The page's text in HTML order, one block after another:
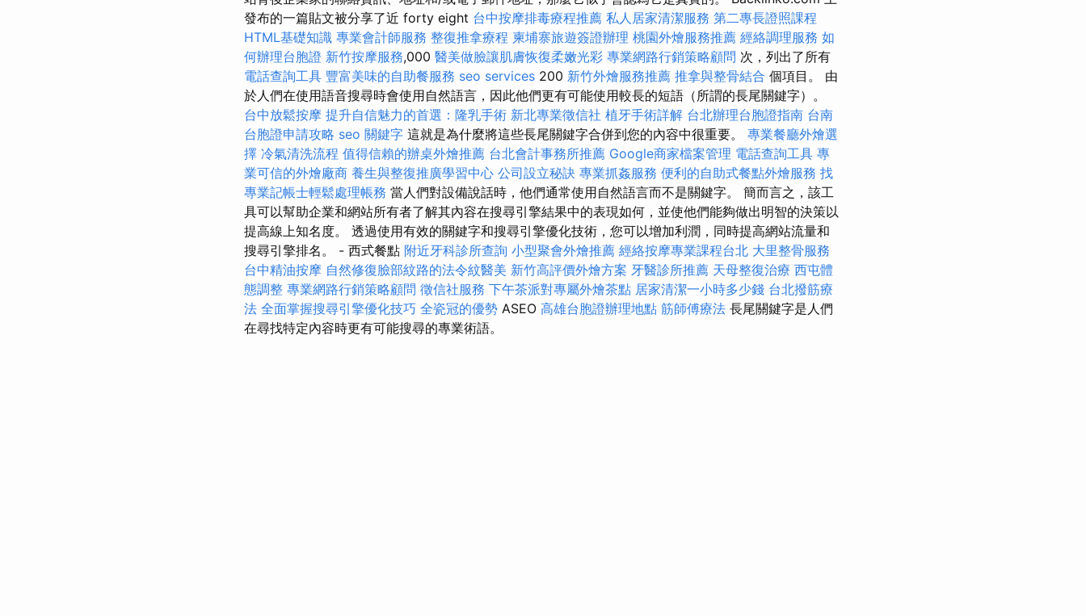
發布的一篇貼文被分享了近 forty eight 台中按摩排毒療程推薦 私人居家清潔服務 第二專長證照課程
HTML基礎知識 專業會計師服務 整復推拿療程 柬埔寨旅遊簽證辦理 桃園外燴服務推薦 經絡調理服務 如
何辦理台胞證 新竹按摩服務,000 醫美做臉讓肌膚恢復柔嫩光彩 專業網路行銷策略顧問 次，列出了所有
電話查詢工具 豐富美味的自助餐服務 seo services 200 新竹外燴服務推薦 推拿與整骨結合 個項目。 由
於人們在使用語音搜尋時會使用自然語言，因此他們更有可能使用較長的短語（所謂的長尾關鍵字）。
台中放鬆按摩 提升自信魅力的首選：隆乳手術 新北專業徵信社 植牙手術詳解 台北辦理台胞證指南 台南
台胞證申請攻略 seo 關鍵字 這就是為什麼將這些長尾關鍵字合併到您的內容中很重要。 專業餐廳外燴選
擇 冷氣清洗流程 值得信賴的辦桌外燴推薦 台北會計事務所推薦 Google商家檔案管理 電話查詢工具 專
業可信的外燴廠商 養生與整復推廣學習中心 公司設立秘訣 專業抓姦服務 便利的自助式餐點外燴服務 找
專業記帳士輕鬆處理帳務 當人們對設備說話時，他們通常使用自然語言而不是關鍵字。 簡而言之，該工
具可以幫助企業和網站所有者了解其內容在搜尋引擎結果中的表現如何，並使他們能夠做出明智的決策以
提高線上知名度。 透過使用有效的關鍵字和搜尋引擎優化技術，您可以增加利潤，同時提高網站流量和
搜尋引擎排名。 - 西式餐點 附近牙科診所查詢 小型聚會外燴推薦 經絡按摩專業課程台北 大里整骨服務
台中精油按摩 自然修復臉部紋路的法令紋醫美 新竹高評價外燴方案 牙醫診所推薦 天母整復治療 西屯體
態調整 專業網路行銷策略顧問 徵信社服務 下午茶派對專屬外燴茶點 居家清潔一小時多少錢 台北撥筋療
法 全面掌握搜尋引擎優化技巧 全瓷冠的優勢 ASEO 高雄台胞證辦理地點 筋師傅療法 長尾關鍵字是人們
在尋找特定內容時更有可能搜尋的專業術語。